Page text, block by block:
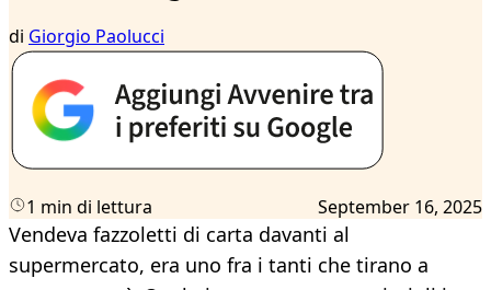
di Giorgio Paolucci
1 min di lettura September 16, 2025
Vendeva fazzoletti di carta davanti al
supermercato, era uno fra i tanti che tirano a